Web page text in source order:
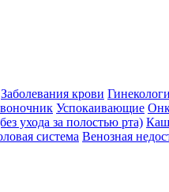
Заболевания крови
Успокаивающие
ухода за полостью рта)
система Венозная